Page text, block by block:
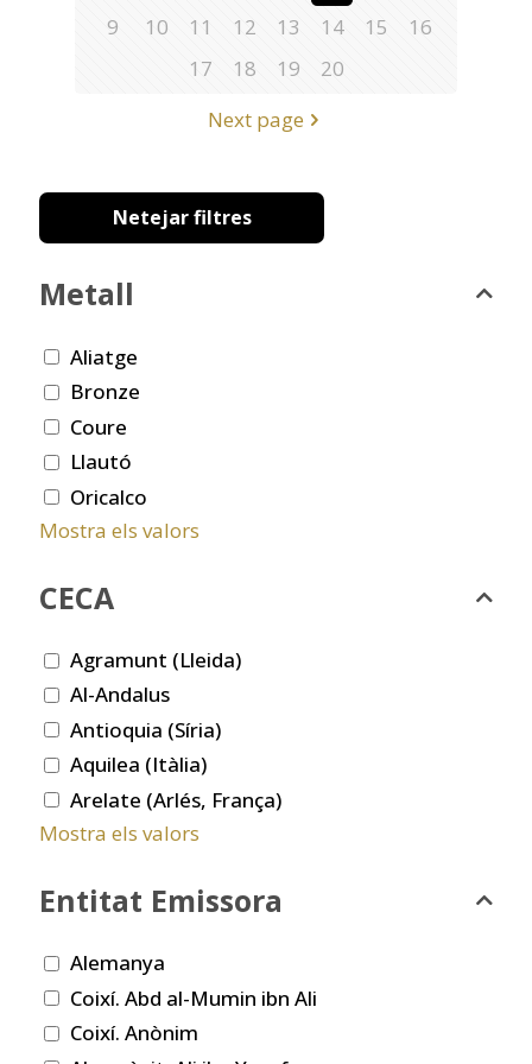
9 10 11 12 13 14 15
16
17
18 19
20
Next page
Netejar filtres
Metall
Aliatge
Bronze
Coure
Llautó
Oricalco
Mostra els valors
CECA
Agramunt (Lleida)
Al-Andalus
Antioquia (Síria)
Aquilea (Itàlia)
Arelate (Arlés, França)
Mostra els valors
Entitat Emissora
Alemanya
Coixí. Abd al-Mumin ibn Ali
Coixí. Anònim